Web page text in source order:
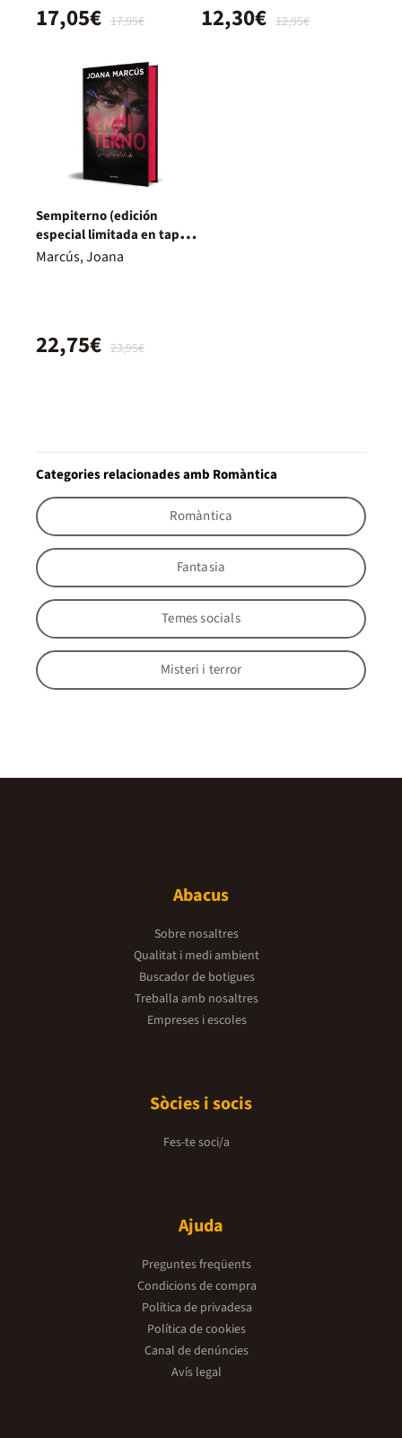
17,95€
17,05€ 12,95€
12,30€
Sempiterno (edición
especial limitada en tapa
dura y con cantos tintados)
Marcús, Joana
23,95€
22,75€
Categories relacionades amb Romàntica
Romàntica
Fantasia
Temes socials
Misteri i terror
Abacus
Sobre nosaltres
Qualitat i medi ambient
Buscador de botigues
Treballa amb nosaltres
Empreses i escoles
Sòcies i socis
Fes-te soci/a
Ajuda
Preguntes freqüents
Condicions de compra
Política de privadesa
Política de cookies
Canal de denúncies
Avís legal